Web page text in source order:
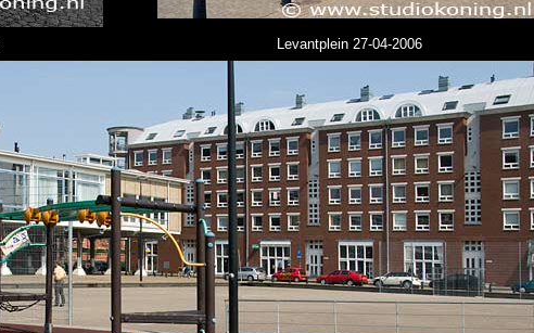
Levantplein 27-04-2006